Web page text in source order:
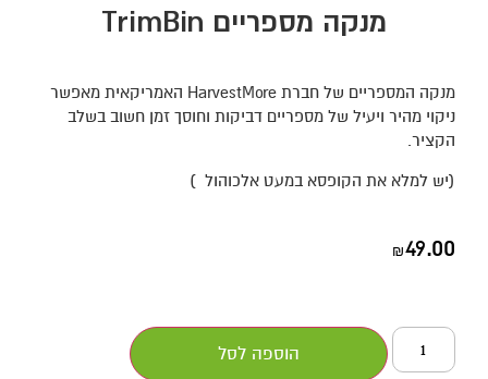
מנקה מספריים TrimBin
מנקה המספריים של חברת HarvestMore האמריקאית מאפשר
ניקוי מהיר ויעיל של מספריים דביקות וחוסך זמן חשוב בשלב
הקציר.
(יש למלא את הקופסא במעט אלכוהול )
₪49.00
הוספה לסל